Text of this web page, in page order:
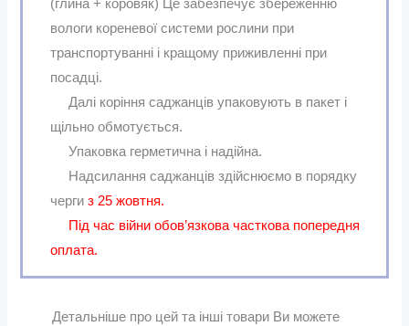
(глина + коровяк) Це забезпечує збереженню
вологи кореневої системи рослини при
транспортуванні і кращому приживленні при
посадці.
Далі коріння саджанців упаковують в пакет і
щільно обмотується.
Упаковка герметична і надійна.
Надсилання саджанців здійснюємо в порядку
чергиз 25 жовтня.
Під час війни обов’язкова часткова попередня
оплата.
Детальніше про цей та інші товари Ви можете